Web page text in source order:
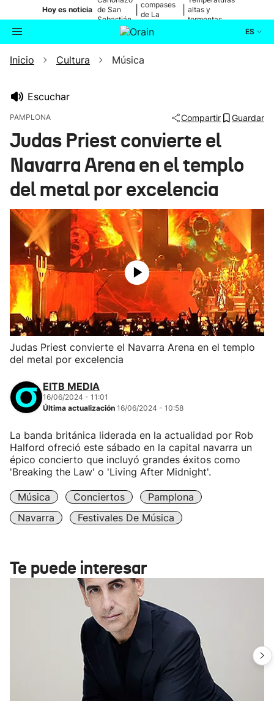
Hoy es noticia de San
Sebastián
compases
de La
altas y
tormentas
ES
Buscador Actualidad
Ikusmiran
Eguraldia
Inicio Cultura Música
Escuchar
PAMPLONA Compartir Guardar
Judas Priest convierte el
Navarra Arena en el templo
del metal por excelencia
Judas Priest convierte el Navarra Arena en el templo
del metal por excelencia
EITB MEDIA
16/06/2024 - 11:01
Última actualización 16/06/2024 - 10:58
La banda británica liderada en la actualidad por Rob
Halford ofreció este sábado en la capital navarra un
épico concierto que incluyó grandes éxitos como
'Breaking the Law' o 'Living After Midnight'.
Música Conciertos
Pamplona
Navarra
Festivales De Música
Te puede interesar